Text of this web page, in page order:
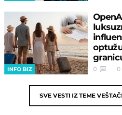
INFO BIZ 0 0
SVE VESTI IZ TEME